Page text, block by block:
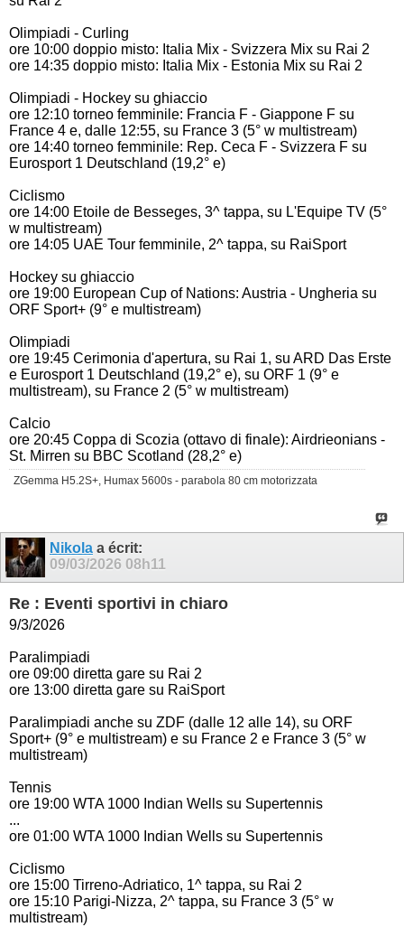
Olimpiadi - Curling
ore 10:00 doppio misto: Italia Mix - Svizzera Mix su Rai 2
ore 14:35 doppio misto: Italia Mix - Estonia Mix su Rai 2
Olimpiadi - Hockey su ghiaccio
ore 12:10 torneo femminile: Francia F - Giappone F su
France 4 e, dalle 12:55, su France 3 (5° w multistream)
ore 14:40 torneo femminile: Rep. Ceca F - Svizzera F su
Eurosport 1 Deutschland (19,2° e)
Ciclismo
ore 14:00 Etoile de Besseges, 3^ tappa, su L'Equipe TV (5°
w multistream)
ore 14:05 UAE Tour femminile, 2^ tappa, su RaiSport
Hockey su ghiaccio
ore 19:00 European Cup of Nations: Austria - Ungheria su
ORF Sport+ (9° e multistream)
Olimpiadi
ore 19:45 Cerimonia d'apertura, su Rai 1, su ARD Das Erste
e Eurosport 1 Deutschland (19,2° e), su ORF 1 (9° e
multistream), su France 2 (5° w multistream)
Calcio
ore 20:45 Coppa di Scozia (ottavo di finale): Airdrieonians -
St. Mirren su BBC Scotland (28,2° e)
ZGemma H5.2S+, Humax 5600s - parabola 80 cm motorizzata
Nikola a écrit:
09/03/2026 08h11
Re : Eventi sportivi in chiaro
9/3/2026
Paralimpiadi
ore 09:00 diretta gare su Rai 2
ore 13:00 diretta gare su RaiSport
Paralimpiadi anche su ZDF (dalle 12 alle 14), su ORF
Sport+ (9° e multistream) e su France 2 e France 3 (5° w
multistream)
Tennis
ore 19:00 WTA 1000 Indian Wells su Supertennis
...
ore 01:00 WTA 1000 Indian Wells su Supertennis
Ciclismo
ore 15:00 Tirreno-Adriatico, 1^ tappa, su Rai 2
ore 15:10 Parigi-Nizza, 2^ tappa, su France 3 (5° w
multistream)